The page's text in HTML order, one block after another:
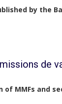
by the
de
of MMFs and